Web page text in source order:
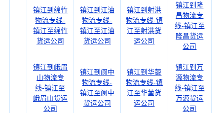
镇江到绵竹
物流专线-
镇江至绵竹
货运公司
镇江到江油
物流专线-
镇江至江油
货运公司
镇江到射洪
物流专线-镇
江至射洪货
运公司
镇江到隆
昌物流专
线-镇江至
隆昌货运
公司
镇江到峨眉
山物流专
线-镇江至
峨眉山货运
公司
镇江到阆中
物流专线-
镇江至阆中
货运公司
镇江到华蓥
物流专线-镇
江至华蓥货
运公司
镇江到万
源物流专
线-镇江至
万源货运
公司